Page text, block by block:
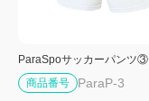
ParaSpoサッカーパンツ③
商品番号
ParaP-3